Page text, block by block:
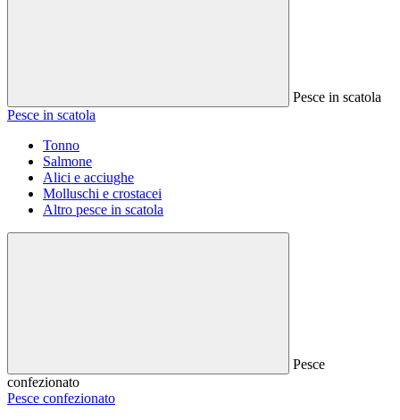
Pesce in scatola
Pesce in scatola
Tonno
Salmone
Alici e acciughe
Molluschi e crostacei
Altro pesce in scatola
Pesce
confezionato
Pesce confezionato